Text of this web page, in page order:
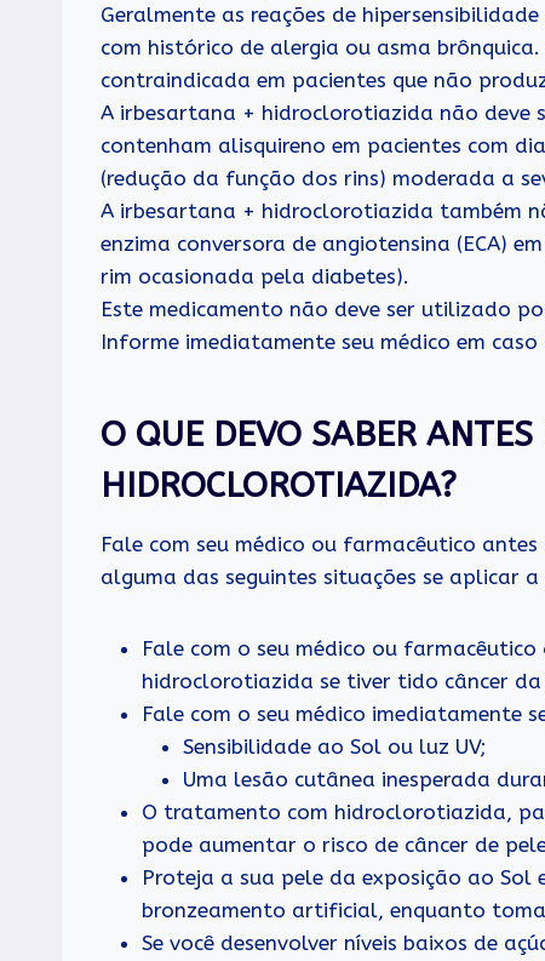
Geralmente as reações de
com histórico de alergia ou asma
contraindicada em pacientes que não
A irbesartana + hidroclorotiazida não deve
contenham alisquireno em pacientes com
(redução da função dos rins) moderada a
A irbesartana + hidroclorotiazida também
enzima conversora de angiotensina (ECA)
rim ocasionada pela diabetes).
Este medicamento não deve ser utilizado
Informe imediatamente seu médico em
O QUE DEVO SABER
HIDROCLOROTIAZIDA?
Fale com seu médico ou farmacêutico
alguma das seguintes situações se aplicar a
Fale com o seu médico ou
hidroclorotiazida se tiver tido câncer
Fale com o seu médico imediatamente
Sensibilidade ao Sol ou luz UV;
Uma lesão cutânea inesperada
O tratamento com hidroclorotiazida,
pode aumentar o risco de câncer de
Proteja a sua pele da exposição ao
bronzeamento artificial, enquanto
Se você desenvolver níveis baixos de